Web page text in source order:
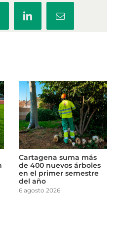
LinkedInCorreo
electrónico
Actúa cuida el césped
que da vida al fútbol en
Jumilla
30 junio 2026